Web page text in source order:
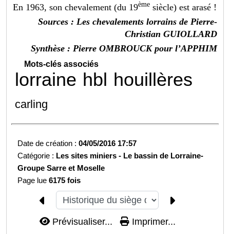
En 1963, son chevalement (du 19ème siècle) est arasé !
Sources : Les chevalements lorrains de Pierre-
Christian GUIOLLARD
Synthèse : Pierre OMBROUCK pour l’APPHIM
Mots-clés associés
lorraine hbl houillères
carling
Date de création :04/05/2016 17:57
Catégorie : Les sites miniers - Le bassin de Lorraine-
Groupe Sarre et Moselle
Page lue6175 fois
Prévisualiser... Imprimer...